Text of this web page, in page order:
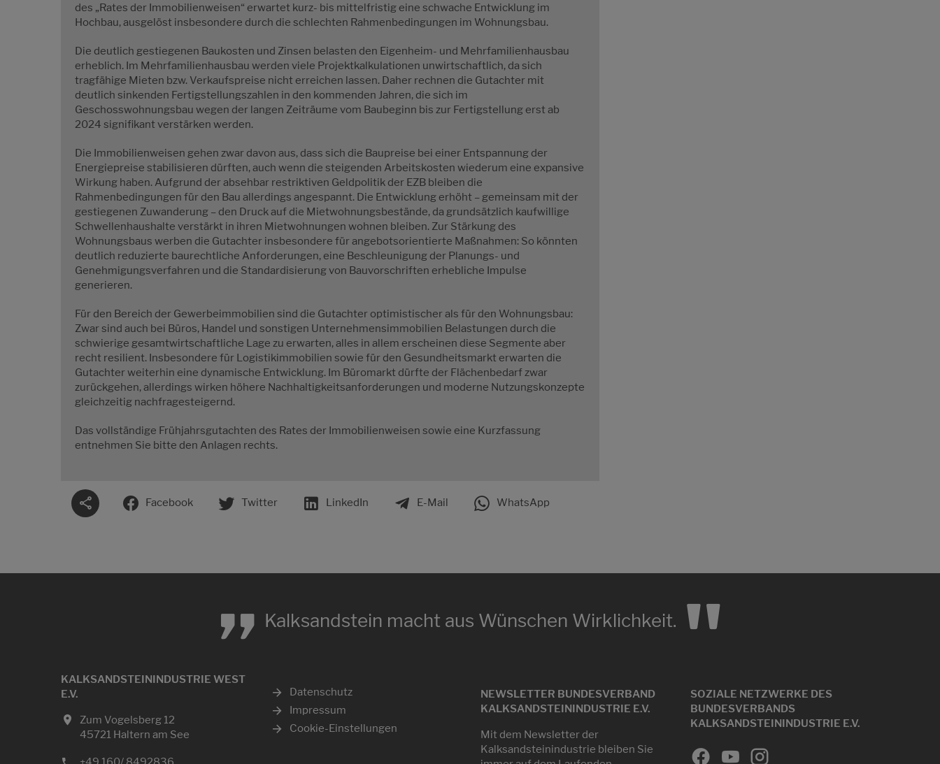
des „Rates der Immobilienweisen“ erwartet kurz- bis mittelfristig eine schwache Entwicklung im
Hochbau, ausgelöst insbesondere durch die schlechten Rahmenbedingungen im Wohnungsbau.
Die deutlich gestiegenen Baukosten und Zinsen belasten den Eigenheim- und Mehrfamilienhausbau
erheblich. Im Mehrfamilienhausbau werden viele Projektkalkulationen unwirtschaftlich, da sich
tragfähige Mieten bzw. Verkaufspreise nicht erreichen lassen. Daher rechnen die Gutachter mit
deutlich sinkenden Fertigstellungszahlen in den kommenden Jahren, die sich im
Geschosswohnungsbau wegen der langen Zeiträume vom Baubeginn bis zur Fertigstellung erst ab
2024 signifikant verstärken werden.
Die Immobilienweisen gehen zwar davon aus, dass sich die Baupreise bei einer Entspannung der
Energiepreise stabilisieren dürften, auch wenn die steigenden Arbeitskosten wiederum eine expansive
Wirkung haben. Aufgrund der absehbar restriktiven Geldpolitik der EZB bleiben die
Rahmenbedingungen für den Bau allerdings angespannt. Die Entwicklung erhöht – gemeinsam mit der
gestiegenen Zuwanderung – den Druck auf die Mietwohnungsbestände, da grundsätzlich kaufwillige
Schwellenhaushalte verstärkt in ihren Mietwohnungen wohnen bleiben. Zur Stärkung des
Wohnungsbaus werben die Gutachter insbesondere für angebotsorientierte Maßnahmen: So könnten
deutlich reduzierte baurechtliche Anforderungen, eine Beschleunigung der Planungs- und
Genehmigungsverfahren und die Standardisierung von Bauvorschriften erhebliche Impulse
generieren.
Für den Bereich der Gewerbeimmobilien sind die Gutachter optimistischer als für den Wohnungsbau:
Zwar sind auch bei Büros, Handel und sonstigen Unternehmensimmobilien Belastungen durch die
schwierige gesamtwirtschaftliche Lage zu erwarten, alles in allem erscheinen diese Segmente aber
recht resilient. Insbesondere für Logistikimmobilien sowie für den Gesundheitsmarkt erwarten die
Gutachter weiterhin eine dynamische Entwicklung. Im Büromarkt dürfte der Flächenbedarf zwar
zurückgehen, allerdings wirken höhere Nachhaltigkeitsanforderungen und moderne Nutzungskonzepte
gleichzeitig nachfragesteigernd.
Das vollständige Frühjahrsgutachten des Rates der Immobilienweisen sowie eine Kurzfassung
entnehmen Sie bitte den Anlagen rechts.
Facebook Twitter LinkedIn E-Mail WhatsApp
„ Kalksandstein macht aus Wünschen Wirklichkeit. "
KALKSANDSTEININDUSTRIE WEST
E.V.
Zum Vogelsberg 12
45721 Haltern am See
Datenschutz
Impressum
Cookie-Einstellungen
NEWSLETTER BUNDESVERBAND
KALKSANDSTEININDUSTRIE E.V.
Mit dem Newsletter der
Kalksandsteinindustrie bleiben Sie
SOZIALE NETZWERKE DES
BUNDESVERBANDS
KALKSANDSTEININDUSTRIE E.V.